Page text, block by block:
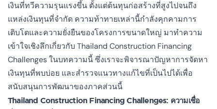
เงินที่ทวีความรุนแรงขึ้น ตั้งแต่ต้นทุนก่อสร้างที่สูงไปจนถึง
แหล่งเงินทุนที่จำกัด ความท้าทายเหล่านี้กำลังคุกคามการ
เติบโตและความยั่งยืนของโครงการขนาดใหญ่ มาทำความ
เข้าใจเชิงลึกเกี่ยวกับ Thailand Construction Financing
Challenges ในบทความนี้ ซึ่งเราจะพิจารณาปัญหาการจัดหา
เงินทุนที่พบบ่อย และสำรวจแนวทางแก้ไขที่เป็นไปได้เพื่อ
สนับสนุนการพัฒนาของภาคส่วนนี้
Thailand Construction Financing Challenges: ความเชื่อ